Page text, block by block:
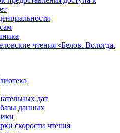
чтения «Белов. Вологда.
дат
данных
скорости чтения